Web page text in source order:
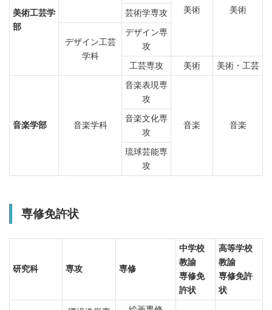
美術工芸学
部
美術 美術
芸術学専攻
デザイン工芸
学科
デザイン専
攻
工芸専攻
美術 美術・工芸
音楽学部 音楽学科
音楽表現専
攻
音楽 音楽
音楽文化専
攻
琉球芸能専
攻
専修免許状
研究科 専攻 専修
中学校
教諭
専修免
許状
高等学校
教諭
専修免許
状